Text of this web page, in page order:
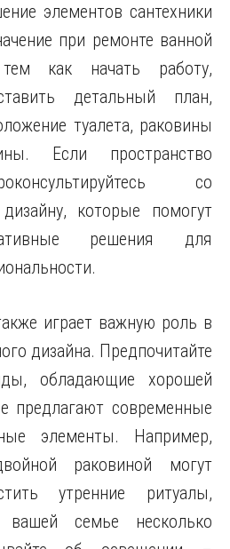
элементов сантехники
при ремонте ванной
как начать работу,
детальный план,
туалета, раковины
Если пространство
со
которые помогут
решения для
играет важную роль в
дизайна. Предпочитайте
обладающие хорошей
предлагают современные
элементы. Например,
раковиной могут
утренние ритуалы,
семье несколько